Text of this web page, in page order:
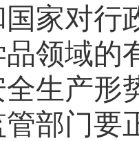
家对行
品领域的
生产形
部门要